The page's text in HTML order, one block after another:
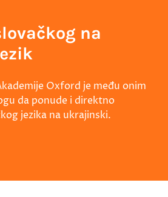
na
Oxford je među onim
da ponude i direktno
jezika na ukrajinski.